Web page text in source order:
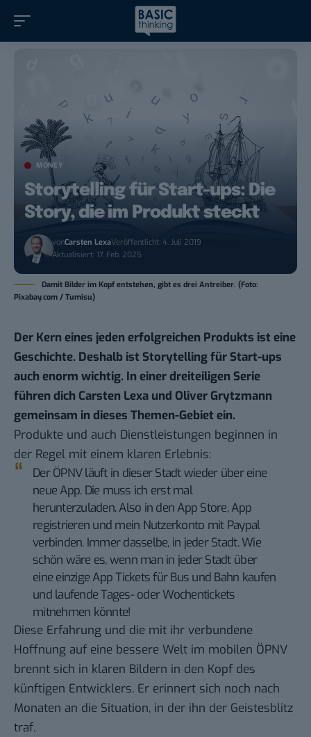
MONEY
Storytelling für Start-ups: Die
Story, die im Produkt steckt
vonCarsten LexaVeröffentlicht: 4. Juli 2019
Aktualisiert: 17. Feb. 2025
Damit Bilder im Kopf entstehen, gibt es drei Antreiber. (Foto:
Pixabay.com / Tumisu)
Der Kern eines jeden erfolgreichen Produkts ist eine
Geschichte. Deshalb ist Storytelling für Start-ups
auch enorm wichtig. In einer dreiteiligen Serie
führen dich Carsten Lexa und Oliver Grytzmann
gemeinsam in dieses Themen-Gebiet ein.
Produkte und auch Dienstleistungen beginnen in
der Regel mit einem klaren Erlebnis:
Der ÖPNV läuft in dieser Stadt wieder über eine
neue App. Die muss ich erst mal
herunterzuladen. Also in den App Store, App
registrieren und mein Nutzerkonto mit Paypal
verbinden. Immer dasselbe, in jeder Stadt. Wie
schön wäre es, wenn man in jeder Stadt über
eine einzige App Tickets für Bus und Bahn kaufen
und laufende Tages- oder Wochentickets
mitnehmen könnte!
Diese Erfahrung und die mit ihr verbundene
Hoffnung auf eine bessere Welt im mobilen ÖPNV
brennt sich in klaren Bildern in den Kopf des
künftigen Entwicklers. Er erinnert sich noch nach
Monaten an die Situation, in der ihn der Geistesblitz
traf.